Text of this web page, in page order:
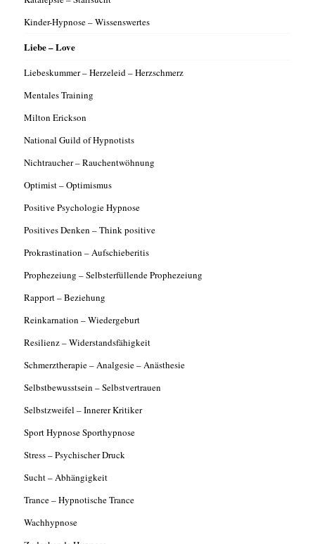
Kinder-Hypnose – Wissenswertes
Liebe – Love
Liebeskummer – Herzeleid – Herzschmerz
Mentales Training
Milton Erickson
National Guild of Hypnotists
Nichtraucher – Rauchentwöhnung
Optimist – Optimismus
Positive Psychologie Hypnose
Positives Denken – Think positive
Prokrastination – Aufschieberitis
Prophezeiung – Selbsterfüllende Prophezeiung
Rapport – Beziehung
Reinkarnation – Wiedergeburt
Resilienz – Widerstandsfähigkeit
Schmerztherapie – Analgesie – Anästhesie
Selbstbewusstsein – Selbstvertrauen
Selbstzweifel – Innerer Kritiker
Sport Hypnose Sporthypnose
Stress – Psychischer Druck
Sucht – Abhängigkeit
Trance – Hypnotische Trance
Wachhypnose